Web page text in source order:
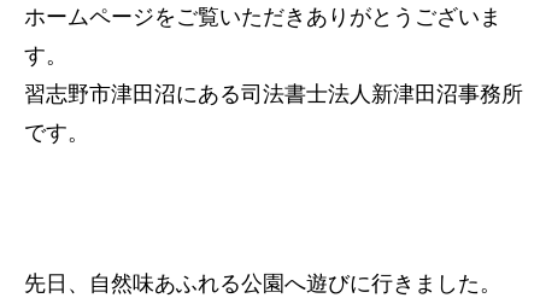
ホームページをご覧いただきありがとうございま
す。
習志野市津田沼にある司法書士法人新津田沼事務所
です。
先日、自然味あふれる公園へ遊びに行きました。